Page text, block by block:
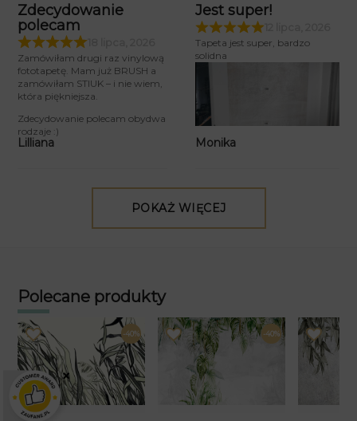
Zdecydowanie
polecam
18 lipca, 2026
Zamówiłam drugi raz vinylową
fototapetę. Mam już BRUSH a
zamówiłam STIUK – i nie wiem,
która piękniejsza.
Zdecydowanie polecam obydwa
rodzaje :)
Lilliana
Jest super!
Tapeta jest super, bardzo
solidna
Monika
POKAŻ WIĘCEJ
Polecane produkty
-40% -40%
×